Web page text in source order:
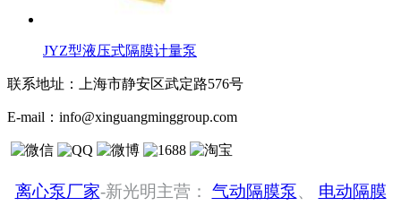
JYZ型液压式隔膜计量泵
联系地址： 上海市静安区武定路576号
E-mail： info@xinguangminggroup.com
离心泵厂家-新光明主营： 气动隔膜泵、 电动隔膜